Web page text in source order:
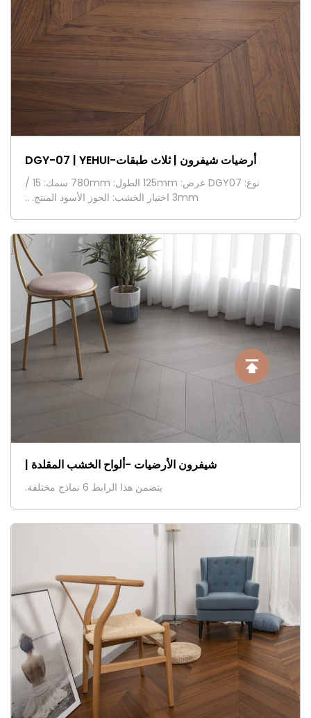
أرضيات شيفرون | ثلاث طبقات-DGY-07 | YEHUI
نوع: DGY07 عرض: 125mm الطول: 780mm سمك: 15 /
3mm اختيار الخشب: الجوز الأسود المنتج. ..
شيفرون الأرضيات -ألواح الخشب المقلدة |
يتضمن هذا الرابط 6 نماذج مختلفة.